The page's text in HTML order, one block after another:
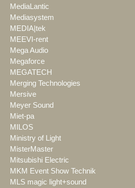
MediaLantic
Mediasystem
MEDIA|tek
MEEVI-rent
Mega Audio
Megaforce
MEGATECH
Merging Technologies
Mersive
Meyer Sound
Miet-pa
MILOS
Ministry of Light
MisterMaster
Mitsubishi Electric
MKM Event Show Technik
MLS magic light+sound